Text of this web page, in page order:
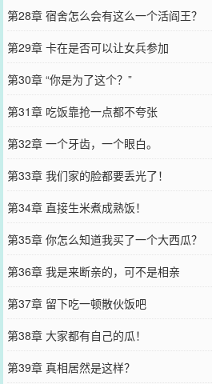
第28章 宿舍怎么会有这么一个活阎王？
第29章 卡在是否可以让女兵参加
第30章 “你是为了这个？”
第31章 吃饭靠抢一点都不夸张
第32章 一个牙齿，一个眼白。
第33章 我们家的脸都要丢光了！
第34章 直接生米煮成熟饭！
第35章 你怎么知道我买了一个大西瓜？
第36章 我是来断亲的，可不是相亲
第37章 留下吃一顿散伙饭吧
第38章 大家都有自己的瓜！
第39章 真相居然是这样？